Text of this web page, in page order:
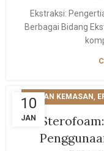
Ekstraksi:
Berbagai Bidang
10
JAN
BAHAN KEMASAN,